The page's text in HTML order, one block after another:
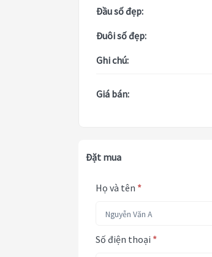
Đầu số đẹp:
Đuôi số đẹp:
Ghi chú:
Giá bán:
Đặt mua
Họ và tên *
Số điện thoại *